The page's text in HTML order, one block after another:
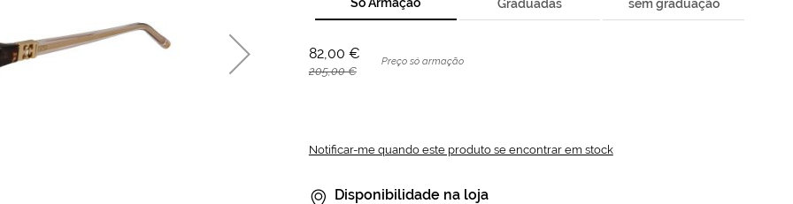
82,00 €
205,00 €
Preço só armação
Graduadas
sem graduação
Notificar-me quando este produto se encontrar em stock
Disponibilidade na loja